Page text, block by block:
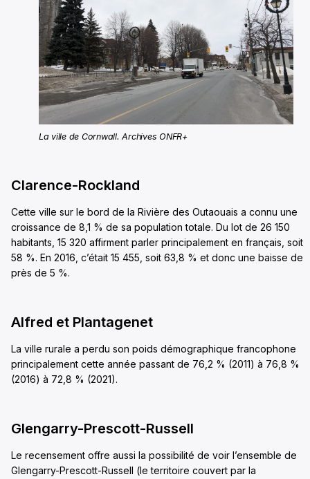
La ville de Cornwall. Archives ONFR+
Clarence-Rockland
Cette ville sur le bord de la Rivière des Outaouais a connu une
croissance de 8,1 % de sa population totale. Du lot de 26 150
habitants, 15 320 affirment parler principalement en français, soit
58 %. En 2016, c’était 15 455, soit 63,8 % et donc une baisse de
près de 5 %.
Alfred et Plantagenet
La ville rurale a perdu son poids démographique francophone
principalement cette année passant de 76,2 % (2011) à 76,8 %
(2016) à 72,8 % (2021).
Glengarry-Prescott-Russell
Le recensement offre aussi la possibilité de voir l’ensemble de
Glengarry-Prescott-Russell (le territoire couvert par la